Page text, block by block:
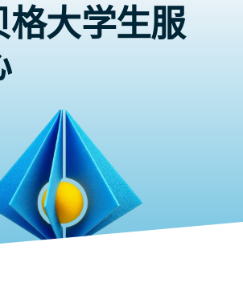
格大学生服